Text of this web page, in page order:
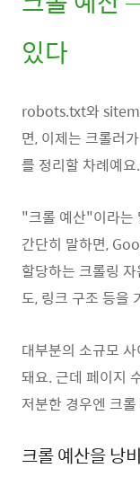
있다
robots.txt와
면, 이제는 크롤러
를 정리할 차례예요.
"크롤 예산"이라는
간단히 말하면,
할당하는 크롤링
도, 링크 구조 등을
대부분의 소규모
돼요. 근데 페이지
저분한 경우엔 크
크롤 예산을 낭